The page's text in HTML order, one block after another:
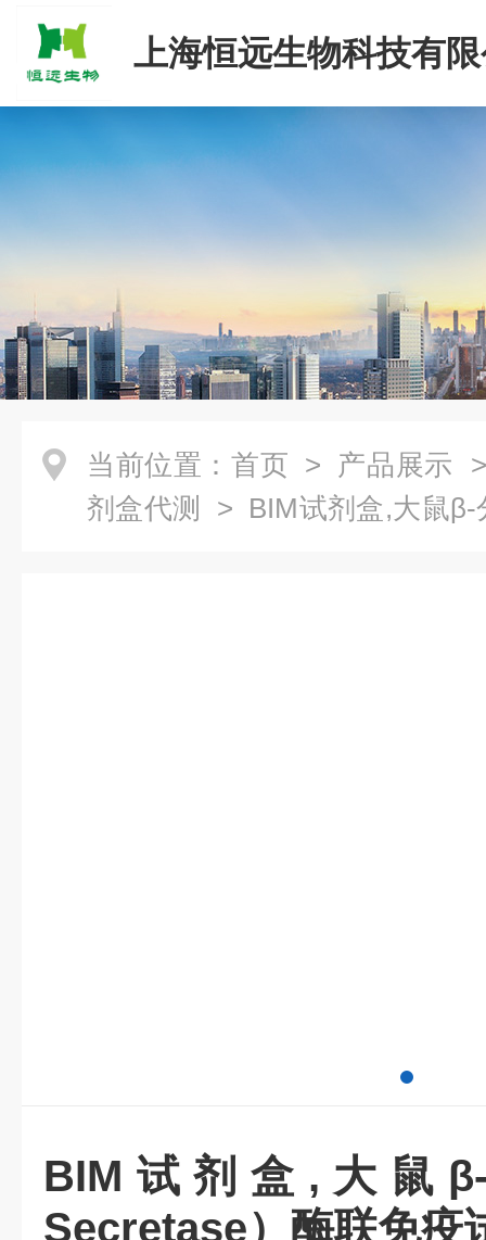
上海恒远生物科技有
当前位置： 首页 > 产品展示
剂盒代测
> BIM试剂盒,大鼠β-
BIM试剂盒,大鼠
Secretase）酶联免疫